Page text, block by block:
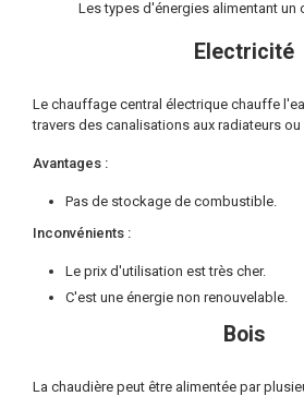
Les types d'énergies alimentant un
Electricité
Le chauffage central électrique chauffe
travers des canalisations aux radiateurs
Avantages :
Pas de stockage de combustible.
Inconvénients :
Le prix d'utilisation est très cher.
C'est une énergie non renouvelable.
Bois
La chaudière peut être alimentée par